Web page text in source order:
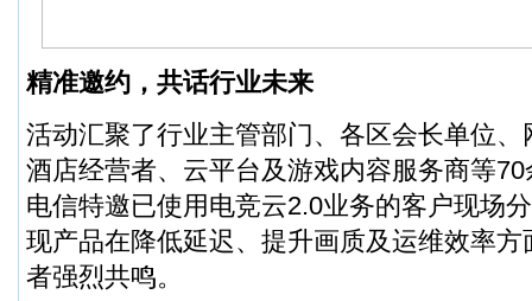
精准邀约，共话行业未来
活动汇聚了行业主管部门、各区会长单位
酒店经营者、云平台及游戏内容服务商等
电信特邀已使用电竞云2.0业务的客户现场
现产品在降低延迟、提升画质及运维效率
者强烈共鸣。